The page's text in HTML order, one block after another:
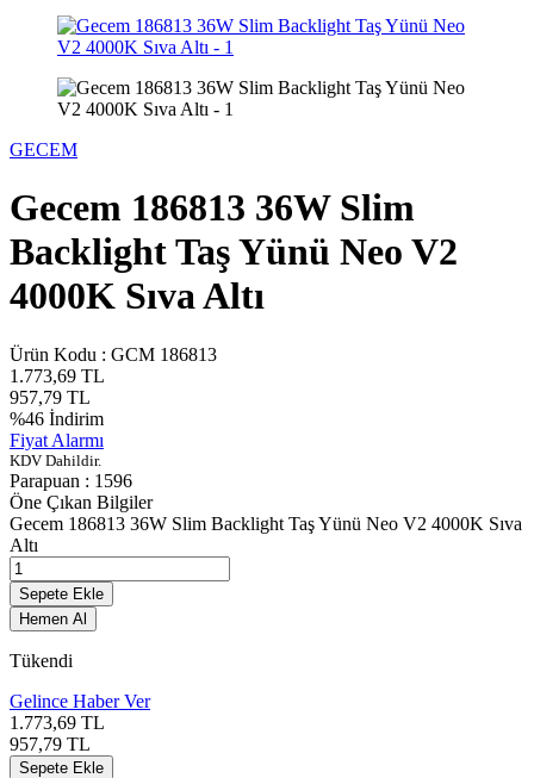
GECEM
Gecem 186813 36W Slim
Backlight Taş Yünü Neo V2
4000K Sıva Altı
Ürün Kodu : GCM 186813
1.773,69 TL
957,79 TL
%46 İndirim
Fiyat Alarmı
KDV Dahildir.
Parapuan : 1596
Öne Çıkan Bilgiler
Gecem 186813 36W Slim Backlight Taş Yünü Neo V2 4000K Sıva
Altı
Sepete Ekle
Hemen Al
Tükendi
Gelince Haber Ver
1.773,69 TL
957,79 TL
Sepete Ekle